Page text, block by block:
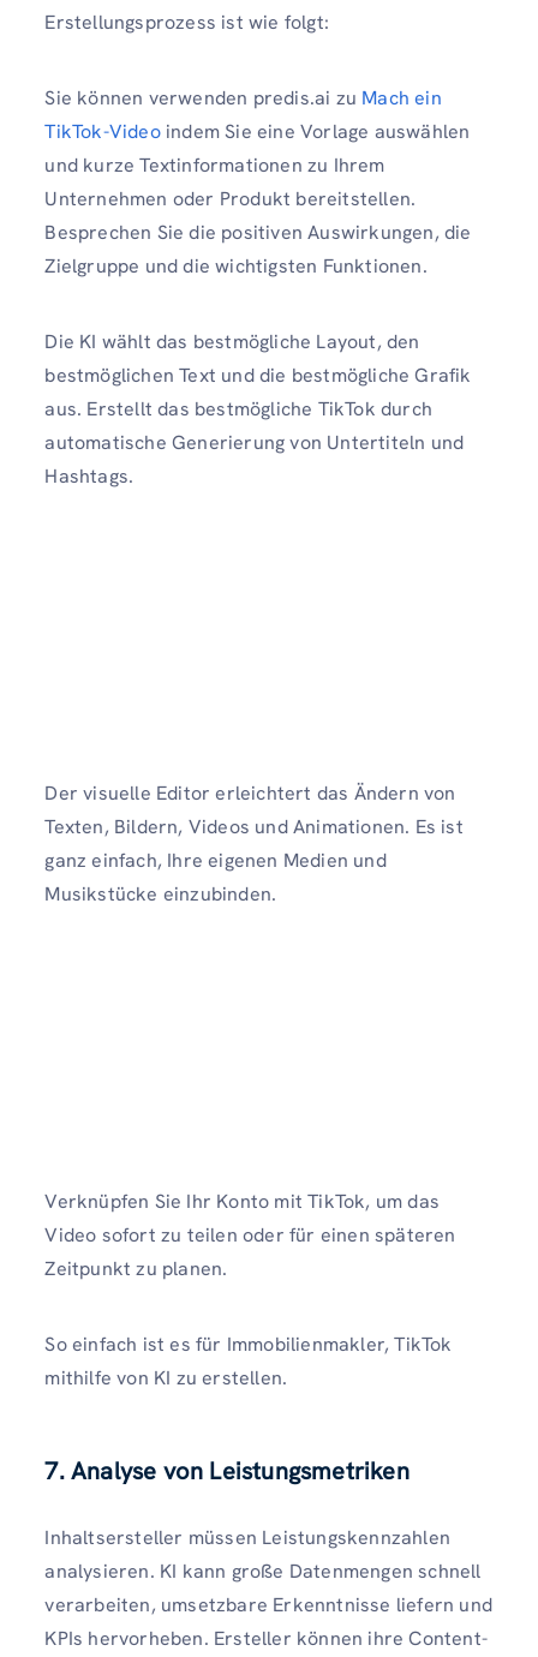
Erstellungsprozess ist wie folgt:
Sie können verwenden predis.ai zu Mach ein
TikTok-Videoindem Sie eine Vorlage auswählen
und kurze Textinformationen zu Ihrem
Unternehmen oder Produkt bereitstellen.
Besprechen Sie die positiven Auswirkungen, die
Zielgruppe und die wichtigsten Funktionen.
Die KI wählt das bestmögliche Layout, den
bestmöglichen Text und die bestmögliche Grafik
aus. Erstellt das bestmögliche TikTok durch
automatische Generierung von Untertiteln und
Hashtags.
Der visuelle Editor erleichtert das Ändern von
Texten, Bildern, Videos und Animationen. Es ist
ganz einfach, Ihre eigenen Medien und
Musikstücke einzubinden.
Verknüpfen Sie Ihr Konto mit TikTok, um das
Video sofort zu teilen oder für einen späteren
Zeitpunkt zu planen.
So einfach ist es für Immobilienmakler, TikTok
mithilfe von KI zu erstellen.
7. Analyse von Leistungsmetriken
Inhaltsersteller müssen Leistungskennzahlen
analysieren. KI kann große Datenmengen schnell
verarbeiten, umsetzbare Erkenntnisse liefern und
KPIs hervorheben. Ersteller können ihre Content-